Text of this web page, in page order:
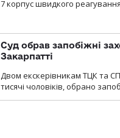
7 корпус швидкого
Суд обрав запобіжні
Закарпатті
Двом екскерівникам ТЦК та
тисячі чоловіків, обрано